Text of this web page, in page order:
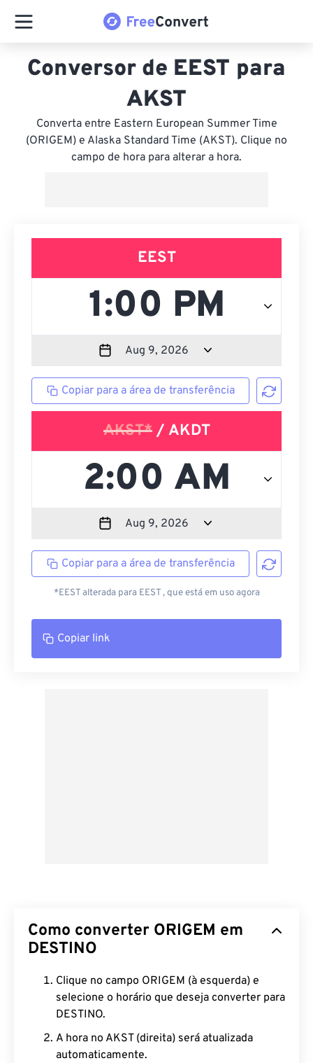
Conversor de EEST para
AKST
Converta entre Eastern European Summer Time
(ORIGEM) e Alaska Standard Time (AKST). Clique no
campo de hora para alterar a hora.
EEST
Copiar para a área de transferência
AKST*/ AKDT
Copiar para a área de transferência
*EEST alterada para EEST , que está em uso agora
Copiar link
Como converter ORIGEM em
DESTINO
Clique no campo ORIGEM (à esquerda) e
selecione o horário que deseja converter para
DESTINO.
A hora no AKST (direita) será atualizada
automaticamente.